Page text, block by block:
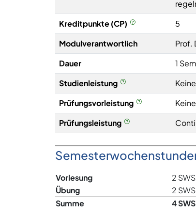
Kreditpunkte (CP)
5
Modulverantwortlich
Prof.
Dauer
1
Studienleistung
Keine
Prüfungsvorleistung
Keine
Prüfungsleistung
Vorlesung
2 SWS
Übung
2 SWS
Summe
4 SWS